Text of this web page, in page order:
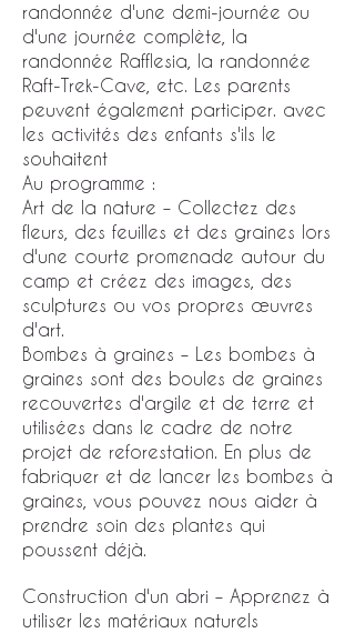
randonnée d'une demi-journée ou
d'une journée complète, la
randonnée Rafflesia, la randonnée
Raft-Trek-Cave, etc. Les parents
peuvent également participer. avec
les activités des enfants s'ils le
souhaitent
Au programme :
Art de la nature – Collectez des
fleurs, des feuilles et des graines lors
d'une courte promenade autour du
camp et créez des images, des
sculptures ou vos propres œuvres
d'art.
Bombes à graines – Les bombes à
graines sont des boules de graines
recouvertes d'argile et de terre et
utilisées dans le cadre de notre
projet de reforestation. En plus de
fabriquer et de lancer les bombes à
graines, vous pouvez nous aider à
prendre soin des plantes qui
poussent déjà.
Construction d'un abri – Apprenez à
utiliser les matériaux naturels